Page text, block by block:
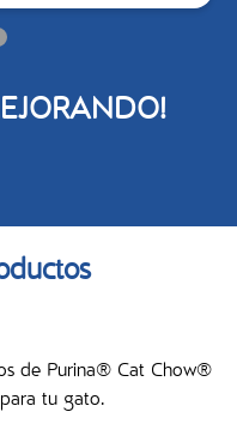
de Purina® Cat Chow®
tu gato.